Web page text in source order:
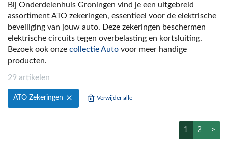
(Sanitair)
(Keuken)
(Fiets)
(Witgoed Onderdelen)
Bij Onderdelenhuis Groningen vind je een uitgebreid
assortiment ATO zekeringen, essentieel voor de elektrische
beveiliging van jouw auto. Deze zekeringen beschermen
elektrische circuits tegen overbelasting en kortsluiting.
Bezoek ook onze collectie Auto voor meer handige
producten.
29 artikelen
ATO Zekeringen Verwijder alle
1 2 >